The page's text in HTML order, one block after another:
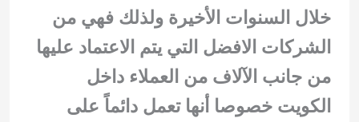
خلال السنوات الأخيرة ولذلك فهي من
الشركات الافضل التي يتم الاعتماد عليها
من جانب الآلاف من العملاء داخل
الكويت خصوصا أنها تعمل دائماً على